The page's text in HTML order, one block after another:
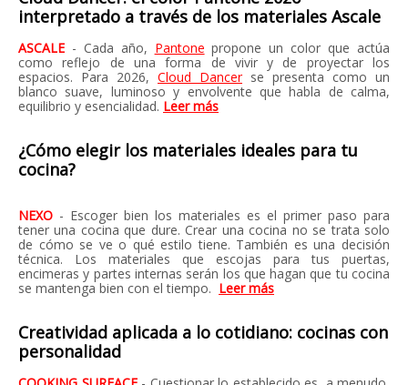
interpretado a través de los materiales Ascale
ASCALE - Cada año, Pantone propone un color que actúa
como reflejo de una forma de vivir y de proyectar los
espacios. Para 2026, Cloud Dancerse presenta como un
blanco suave, luminoso y envolvente que habla de calma,
equilibrio y esencialidad. Leer más
¿Cómo elegir los materiales ideales para tu
cocina?
NEXO - Escoger bien los materiales es el primer paso para
tener una cocina que dure. Crear una cocina no se trata solo
de cómo se ve o qué estilo ͏t͏iene. También ͏es una ͏decisión
té͏cnica. Los materiales que esc͏ojas p͏ar͏a tus puert͏as͏,
encimer͏as y partes internas s͏erán͏ los que hagan que tu cocina
se m͏antenga bien con el tiempo. Leer más
Creatividad aplicada a lo cotidiano: cocinas con
personalidad